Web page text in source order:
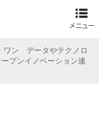
ワン データやテクノロ
プンイノベーション連